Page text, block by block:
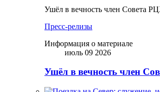
Ушёл в вечность член Совета
Пресс-релизы
Информация о материале
июль 09 2026
Ушёл в вечность член